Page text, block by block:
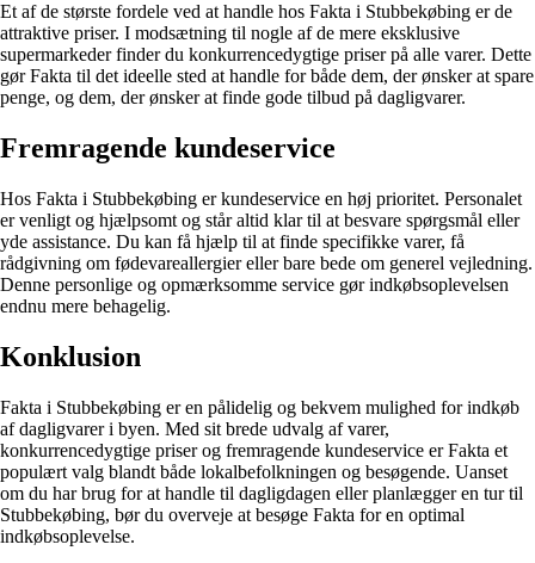
Et af de største fordele ved at handle hos Fakta i Stubbekøbing er de
attraktive priser. I modsætning til nogle af de mere eksklusive
supermarkeder finder du konkurrencedygtige priser på alle varer. Dette
gør Fakta til det ideelle sted at handle for både dem, der ønsker at spare
penge, og dem, der ønsker at finde gode tilbud på dagligvarer.
Fremragende kundeservice
Hos Fakta i Stubbekøbing er kundeservice en høj prioritet. Personalet
er venligt og hjælpsomt og står altid klar til at besvare spørgsmål eller
yde assistance. Du kan få hjælp til at finde specifikke varer, få
rådgivning om fødevareallergier eller bare bede om generel vejledning.
Denne personlige og opmærksomme service gør indkøbsoplevelsen
endnu mere behagelig.
Konklusion
Fakta i Stubbekøbing er en pålidelig og bekvem mulighed for indkøb
af dagligvarer i byen. Med sit brede udvalg af varer,
konkurrencedygtige priser og fremragende kundeservice er Fakta et
populært valg blandt både lokalbefolkningen og besøgende. Uanset
om du har brug for at handle til dagligdagen eller planlægger en tur til
Stubbekøbing, bør du overveje at besøge Fakta for en optimal
indkøbsoplevelse.